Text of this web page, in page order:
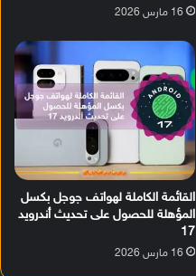
16 مارس 2026
القائمة الكاملة لهواتف جوجل بكسل
المؤهلة للحصول على تحديث أندرويد
17
16 مارس 2026